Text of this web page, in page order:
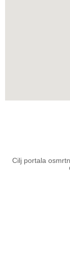
Cilj portala